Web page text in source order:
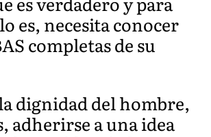
es, necesita conocer
completas de su
dignidad del hombre,
adherirse a una idea